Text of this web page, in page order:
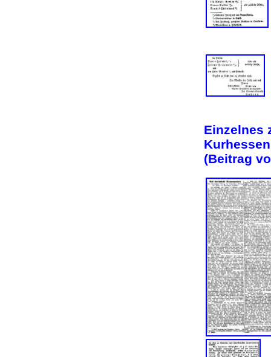
Einzelnes
(Beitrag